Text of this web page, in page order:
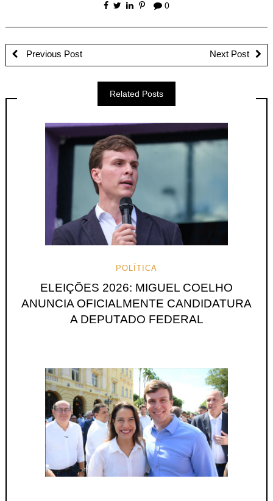
0
Previous Post Next Post
Related Posts
POLÍTICA
ELEIÇÕES 2026: MIGUEL COELHO
ANUNCIA OFICIALMENTE CANDIDATURA
A DEPUTADO FEDERAL